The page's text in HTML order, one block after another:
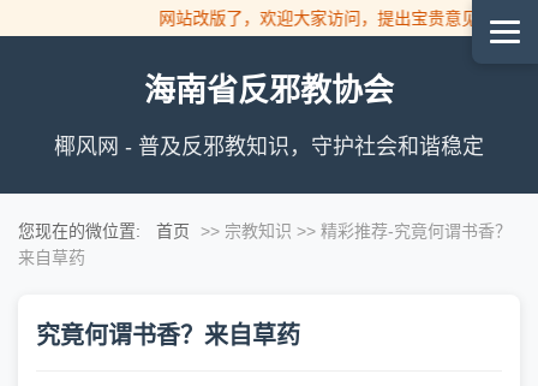
网站改版了，欢迎大家访问，提出宝贵意见！
海南省反邪教协会
椰风网 - 普及反邪教知识，守护社会和谐稳定
您现在的微位置: 首页 >> 宗教知识 >> 精彩推荐-究竟何谓书香？
来自草药
究竟何谓书香？来自草药